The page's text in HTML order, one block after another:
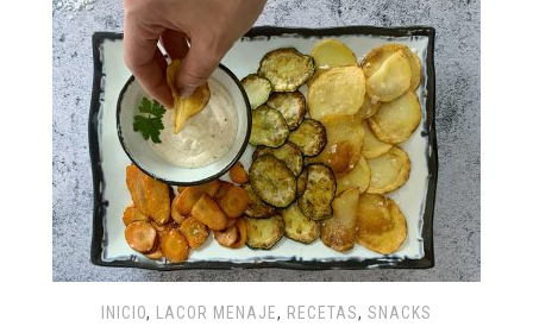
INICIO, LACOR MENAJE, RECETAS, SNACKS